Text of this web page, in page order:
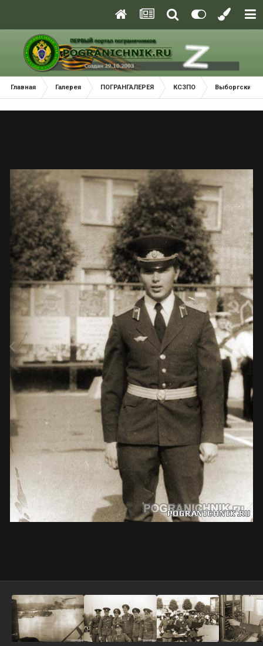
Главная Галерея ПОГРАНГАЛЕРЕЯ КСЗПО Выборгский